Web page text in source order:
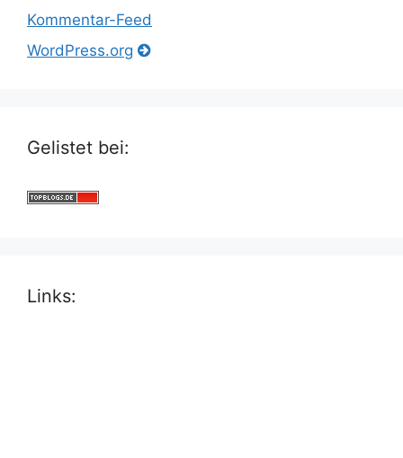
Kommentar-Feed
WordPress.org
Gelistet bei:
Links: